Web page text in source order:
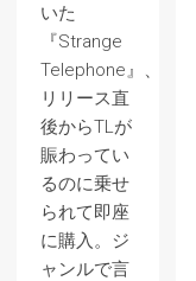
いた
『Strange
Telephone』、
リリース直
後からTLが
賑わってい
るのに乗せ
られて即座
に購入。ジ
ャンルで言